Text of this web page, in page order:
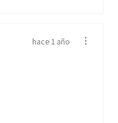
hace 1 año